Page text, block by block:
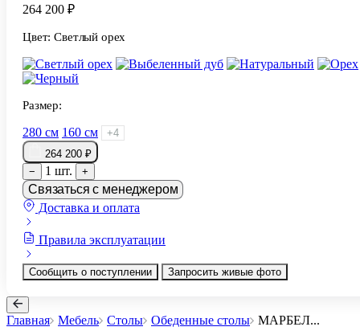
264 200 ₽
Цвет: Светлый орех
Размер:
280 см 160 см
+4
264 200 ₽
−
1 шт. +
Связаться с менеджером
Доставка и оплата
Правила эксплуатации
Сообщить о поступлении Запросить живые фото
Главная Мебель Столы Обеденные столы МАРБЕЛ...